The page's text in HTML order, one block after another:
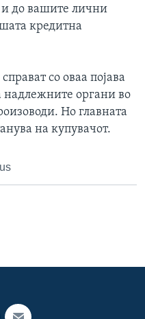
и до вашите лични
кредитна
со оваа појава
надлежните органи во
Но главната
на купувачот.